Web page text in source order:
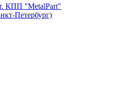
КПП "MetalPart"
Петербург)